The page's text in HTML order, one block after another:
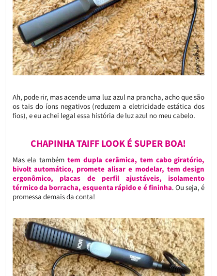
Ah, pode rir, mas acende uma luz azul na prancha, acho que são
os tais do íons negativos (reduzem a eletricidade estática dos
fios), e eu achei legal essa história de luz azul no meu cabelo.
CHAPINHA TAIFF LOOK É SUPER BOA!
Mas ela também tem dupla cerâmica, tem cabo giratório,
bivolt automático, promete alisar e modelar, tem design
ergonômico, placas de perfil ajustáveis, isolamento
térmico da borracha, esquenta rápido e é fininha. Ou seja, é
promessa demais da conta!